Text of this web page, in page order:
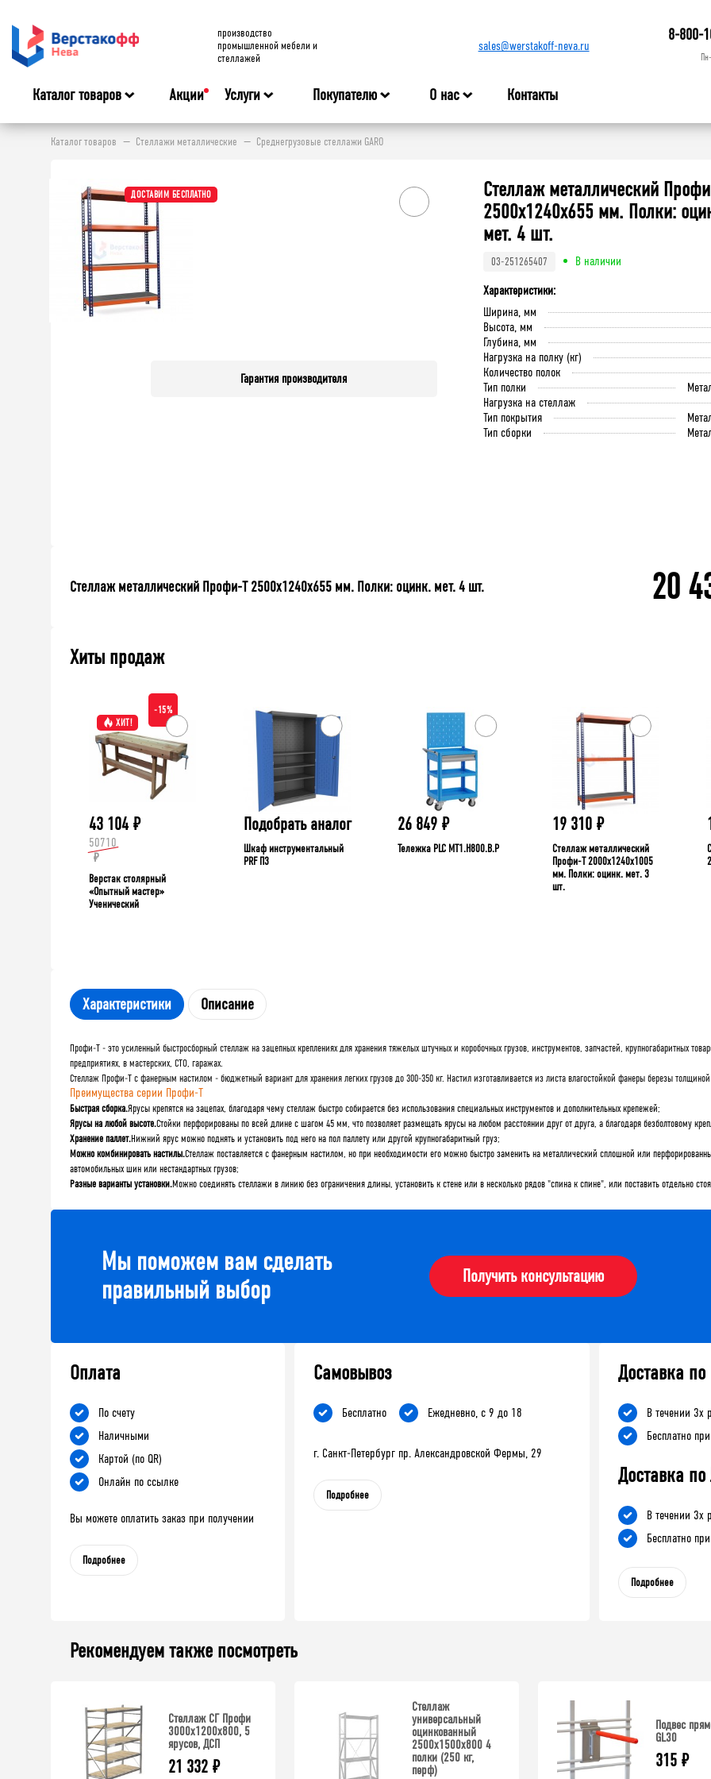
производство
промышленной мебели и
стеллажей
sales@werstakoff-neva.ru
8-800-
Каталог товаров Акции Услуги Покупателю О нас Контакты
Каталог товаров Стеллажи металлические Среднегрузовые стеллажи GARO
ДОСТАВИМ БЕСПЛАТНО
Гарантия производителя
Стеллаж металлический
2500x1240x655 мм. Полки:
мет. 4 шт.
03-251265407
В наличии
Характеристики:
Ширина, мм
Высота, мм
Глубина, мм
Нагрузка на полку (кг)
Количество полок
Тип полки
Нагрузка на стеллаж
Тип покрытия
Тип сборки
Стеллаж металлический Профи-Т 2500x1240x655 мм. Полки: оцинк. мет. 4 шт. 20
Хиты продаж
ХИТ!
-15%
43 104 ₽
50710
₽
Верстак столярный
«Опытный мастер»
Ученический
Подобрать аналог
Шкаф инструментальный
PRF П3
26 849 ₽
Тележка PLC МT1.H800.В.Р
19 310 ₽
Стеллаж металлический
Профи-Т 2000x1240x1005
мм. Полки: оцинк. мет. 3
шт.
Характеристики Описание
Профи-Т - это усиленный быстросборный стеллаж на зацепных креплениях для хранения тяжелых штучных и коробочных грузов, инструментов, запчастей, крупногабаритных
предприятиях, в мастерских, СТО, гаражах.
Стеллаж Профи-Т с фанерным настилом - бюджетный вариант для хранения легких грузов до 300-350 кг. Настил изготавливается из листа влагостойкой фанеры березы
Преимущества серии Профи-Т
Быстрая сборка.Ярусы крепятся на зацепах, благодаря чему стеллаж быстро собирается без использования специальных инструментов и дополнительных крепежей;
Ярусы на любой высоте.Стойки перфорированы по всей длине с шагом 45 мм, что позволяет размещать ярусы на любом расстоянии друг от друга, а благодаря безболтовому
Хранение паллет.Нижний ярус можно поднять и установить под него на пол паллету или другой крупногабаритный груз;
Можно комбинировать настилы.Стеллаж поставляется с фанерным настилом, но при необходимости его можно быстро заменить на металлический сплошной или
автомобильных шин или нестандартных грузов;
Разные варианты установки.Можно соединять стеллажи в линию без ограничения длины, установить к стене или в несколько рядов "спина к спине", или поставить отдельно
Мы поможем вам сделать
правильный выбор
Получить консультацию
Оплата
По счету
Наличными
Картой (по QR)
Онлайн по ссылке
Вы можете оплатить заказ при получении
Подробнее
Самовывоз
Бесплатно Ежедневно, с 9 до 18
г. Санкт-Петербург пр. Александровской Фермы, 29
Подробнее
Доставка
В течении 3х
Бесплатно
Доставка
В течении 3х
Бесплатно
Подробнее
Рекомендуем также посмотреть
Стеллаж СГ Профи
3000х1200х800, 5
ярусов, ДСП
21 332 ₽
Стеллаж
универсальный
оцинкованный
2500x1500x800 4
полки (250 кг,
перф)
Подвес
GL30
315 ₽